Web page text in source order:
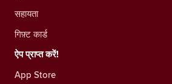
सहायता
गिफ़्ट कार्ड
ऐप प्राप्त करें!
App Store